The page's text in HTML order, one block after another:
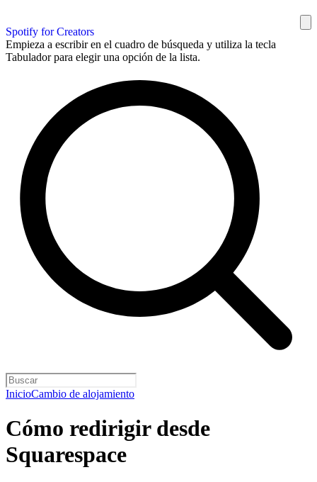
Spotify for Creators
Empieza a escribir en el cuadro de búsqueda y utiliza la tecla
Tabulador para elegir una opción de la lista.
InicioCambio de alojamiento
Cómo redirigir desde
Squarespace